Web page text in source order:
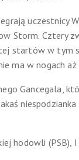
Storm.
startów w
ma w nogach
Gancegala,
hodowli (PSB),